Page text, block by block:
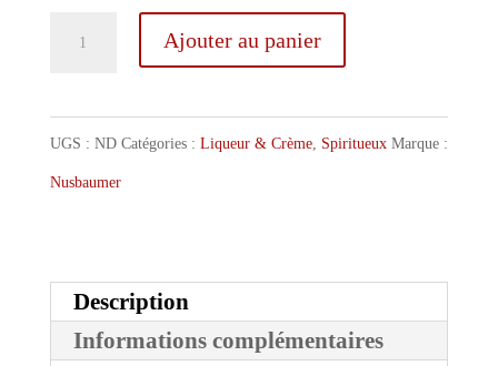
quantité
Crème
Délice
Ajouter au panier
UGS : ND Catégories : Liqueur & Crème, Spiritueux Marque :
Nusbaumer
Description
Informations complémentaires